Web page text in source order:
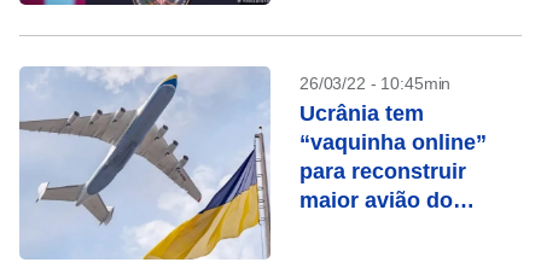
26/03/22 - 10:45min
Ucrânia tem
“vaquinha online”
para reconstruir
maior avião do